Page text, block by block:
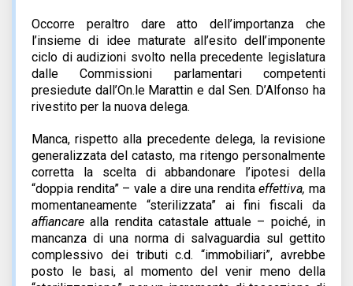
Occorre peraltro dare atto dell’importanza che
l’insieme di idee maturate all’esito dell’imponente
ciclo di audizioni svolto nella precedente legislatura
dalle Commissioni parlamentari competenti
presiedute dall’On.le Marattin e dal Sen. D’Alfonso ha
rivestito per la nuova delega.
Manca, rispetto alla precedente delega, la revisione
generalizzata del catasto, ma ritengo personalmente
corretta la scelta di abbandonare l’ipotesi della
“doppia rendita” – vale a dire una renditaeffettiva, ma
momentaneamente “sterilizzata” ai fini fiscali da
affiancare alla rendita catastale attuale – poiché, in
mancanza di una norma di salvaguardia sul gettito
complessivo dei tributi c.d. “immobiliari”, avrebbe
posto le basi, al momento del venir meno della